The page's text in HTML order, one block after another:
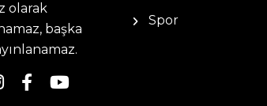
olarak
başka
Spor